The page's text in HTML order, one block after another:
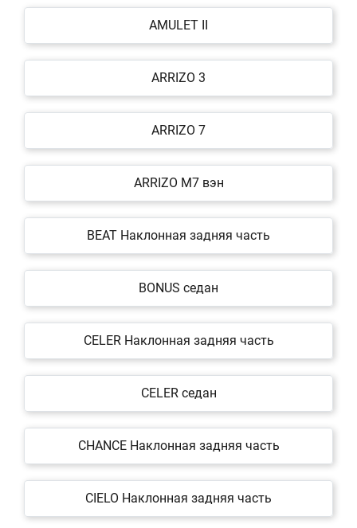
AMULET II
ARRIZO 3
ARRIZO 7
ARRIZO M7 вэн
BEAT Наклонная задняя часть
BONUS седан
CELER Наклонная задняя часть
CELER седан
CHANCE Наклонная задняя часть
CIELO Наклонная задняя часть